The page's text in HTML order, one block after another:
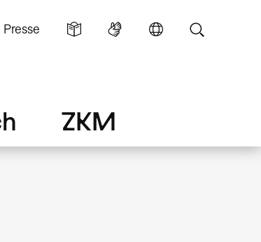
Presse
ZKM